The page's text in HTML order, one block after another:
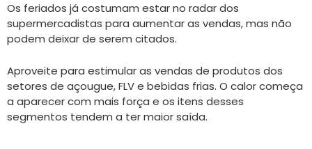
Os feriados já costumam estar no radar dos
supermercadistas para aumentar as vendas, mas não
podem deixar de serem citados.
Aproveite para estimular as vendas de produtos dos
setores de açougue, FLV e bebidas frias. O calor começa
a aparecer com mais força e os itens desses
segmentos tendem a ter maior saída.